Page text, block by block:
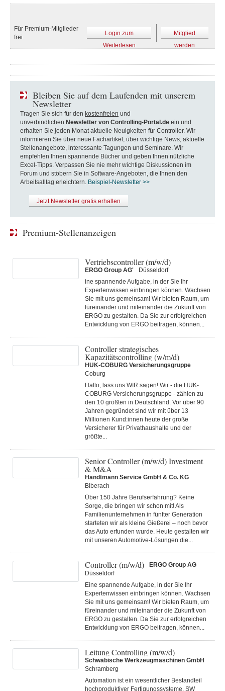
Für Premium-Mitglieder
frei
Login zum
Weiterlesen
Mitglied
werden
Bleiben Sie auf dem Laufenden mit unserem
Newsletter
Tragen Sie sich für den kostenfreien und
unverbindlichen Newsletter von Controlling-Portal.de ein und
erhalten Sie jeden Monat aktuelle Neuigkeiten für Controller. Wir
informieren Sie über neue Fachartikel, über wichtige News, aktuelle
Stellenangebote, interessante Tagungen und Seminare. Wir
empfehlen Ihnen spannende Bücher und geben Ihnen nützliche
Excel-Tipps. Verpassen Sie nie mehr wichtige Diskussionen im
Forum und stöbern Sie in Software-Angeboten, die Ihnen den
Arbeitsalltag erleichtern. Beispiel-Newsletter >>
Jetzt Newsletter gratis erhalten
Premium-Stellenanzeigen
Vertriebscontroller (m/w/d)
ERGO Group AG'
Düsseldorf
ine spannende Aufgabe, in der Sie Ihr
Expertenwissen einbringen können. Wachsen
Sie mit uns gemeinsam! Wir bieten Raum, um
füreinander und miteinander die Zukunft von
ERGO zu gestalten. Da Sie zur erfolgreichen
Entwicklung von ERGO beitragen, können...
Controller strategisches
Kapazitätscontrolling (w/m/d)
HUK-COBURG Versicherungsgruppe
Coburg
Hallo, lass uns WIR sagen! Wir - die HUK-
COBURG Versicherungsgruppe - zählen zu
den 10 größten in Deutschland. Vor über 90
Jahren gegründet sind wir mit über 13
Millionen Kund:innen heute der große
Versicherer für Privathaushalte und der
größte...
Senior Controller (m/w/d) Investment
& M&A
Handtmann Service GmbH & Co. KG
Biberach
Über 150 Jahre Berufserfahrung? Keine
Sorge, die bringen wir schon mit! Als
Familienunternehmen in fünfter Generation
starteten wir als kleine Gießerei – noch bevor
das Auto erfunden wurde. Heute gestalten wir
mit unseren Automotive-Lösungen die...
Controller (m/w/d)
ERGO Group AG
Düsseldorf
Eine spannende Aufgabe, in der Sie Ihr
Expertenwissen einbringen können. Wachsen
Sie mit uns gemeinsam! Wir bieten Raum, um
füreinander und miteinander die Zukunft von
ERGO zu gestalten. Da Sie zur erfolgreichen
Entwicklung von ERGO beitragen, können...
Leitung Controlling (m/w/d)
Schwäbische Werkzeugmaschinen GmbH
Schramberg
Automation ist ein wesentlicher Bestandteil
hochproduktiver Fertigungssysteme. SW